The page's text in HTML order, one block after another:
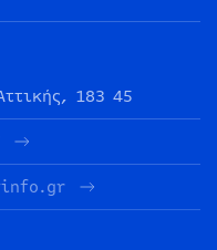
183 45